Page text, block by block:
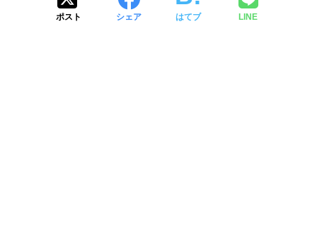
ポスト シェア はてブ LINE